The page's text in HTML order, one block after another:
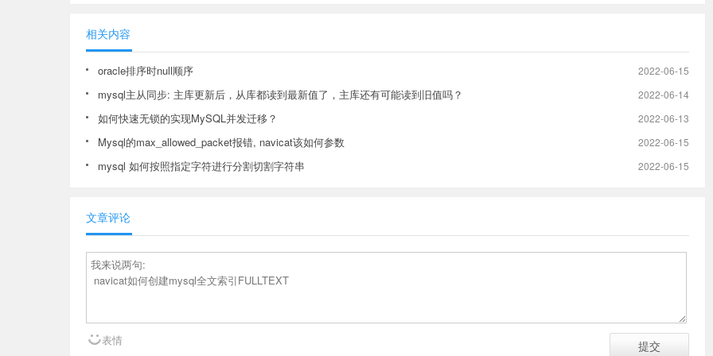
相关内容
2022-06-15
oracle排序时null顺序
2022-06-14
mysql主从同步: 主库更新后，从库都读到最新值了，主库还有可能读到旧值吗？
2022-06-13
如何快速无锁的实现MySQL并发迁移？
2022-06-15
Mysql的max_allowed_packet报错, navicat该如何参数
2022-06-15
mysql 如何按照指定字符进行分割切割字符串
文章评论
表情